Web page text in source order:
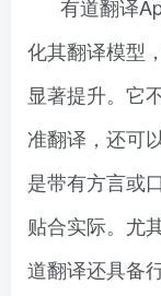
有道翻译
化其翻译模型
显著提升。它
准翻译，还可
是带有方言或
贴合实际。尤
道翻译还具备